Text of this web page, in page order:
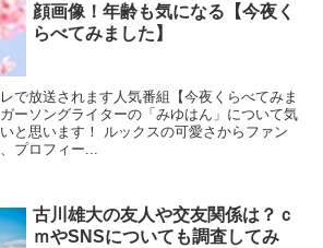
顔画像！年齢も気になる【今夜く
らべてみました】
で放送されます人気番組【今夜くらべてみま
ーソングライターの「みゆはん」について気
と思います！ ルックスの可愛さからファン
プロフィー...
古川雄大の友人や交友関係は？ｃ
ｍやSNSについても調査してみ